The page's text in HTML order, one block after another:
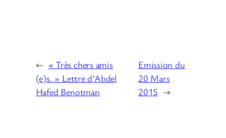
i
o
← « Très chers amis
(e)s. » Lettre d’Abdel
Hafed Benotman
Emission du
20 Mars
2015 →